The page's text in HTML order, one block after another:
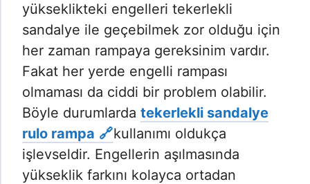
yükseklikteki engelleri tekerlekli
sandalye ile geçebilmek zor olduğu için
her zaman rampaya gereksinim vardır.
Fakat her yerde engelli rampası
olmaması da ciddi bir problem olabilir.
Böyle durumlarda tekerlekli sandalye
rulo rampa
kullanımı oldukça
işlevseldir. Engellerin aşılmasında
yükseklik farkını kolayca ortadan